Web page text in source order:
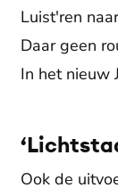
Luist'ren
Daar geen
In het nieuw
Ook de